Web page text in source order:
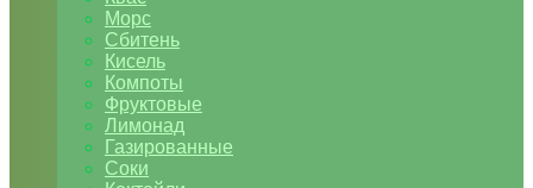
Морс
Сбитень
Кисель
Компоты
Фруктовые
Лимонад
Газированные
Соки